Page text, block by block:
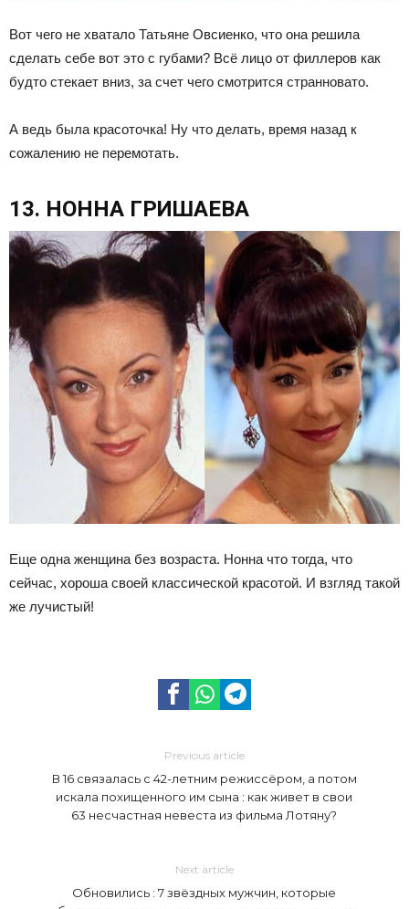
Вот чего не хватало Татьяне Овсиенко, что она решила
сделать себе вот это с губами? Всё лицо от филлеров как
будто стекает вниз, за счет чего смотрится странновато.
А ведь была красоточка! Ну что делать, время назад к
сожалению не перемотать.
13. НОННА ГРИШАЕВА
Еще одна женщина без возраста. Нонна что тогда, что
сейчас, хороша своей классической красотой. И взгляд такой
же лучистый!
Previous article
В 16 связалась с 42-летним режиссёром, а потом
искала похищенного им сына : как живет в свои
63 несчастная невеста из фильма Лотяну?
Next article
Обновились : 7 звёздных мужчин, которые